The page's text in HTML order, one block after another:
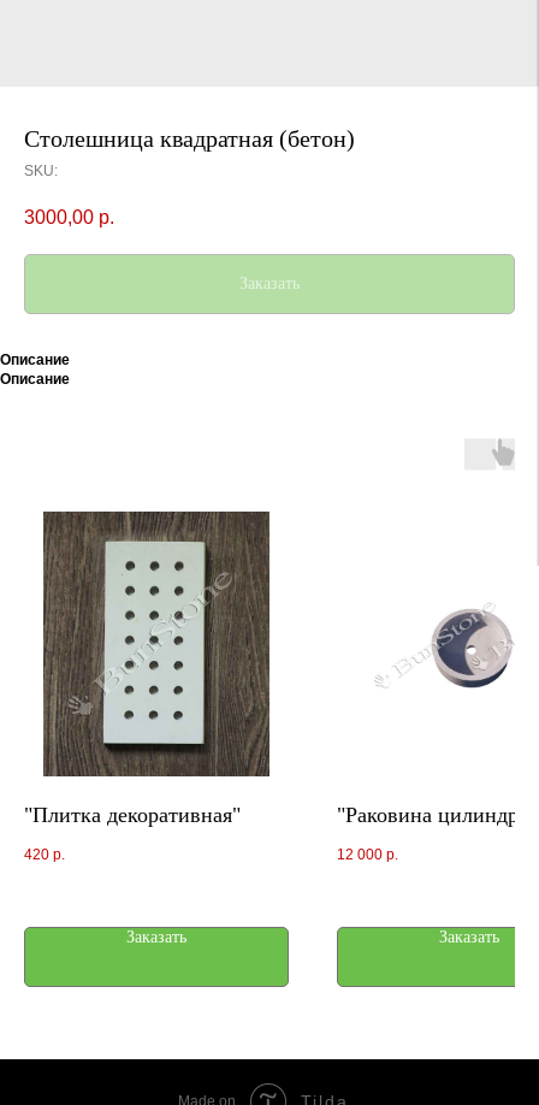
Столешница квадратная (бетон)
SKU:
3000,00 р.
Заказать
Описание
Описание
"Плитка декоративная"
420 р.
Заказать
"Раковина цилиндр"
12 000 р.
Заказать
Made on